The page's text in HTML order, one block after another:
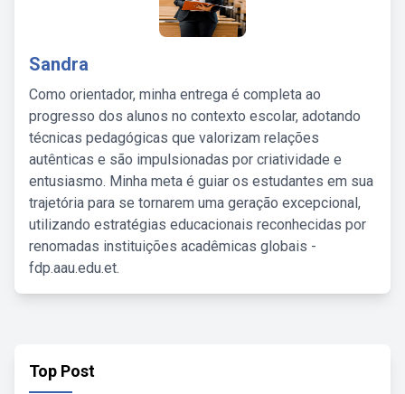
Sandra
Como orientador, minha entrega é completa ao
progresso dos alunos no contexto escolar, adotando
técnicas pedagógicas que valorizam relações
autênticas e são impulsionadas por criatividade e
entusiasmo. Minha meta é guiar os estudantes em sua
trajetória para se tornarem uma geração excepcional,
utilizando estratégias educacionais reconhecidas por
renomadas instituições acadêmicas globais -
fdp.aau.edu.et.
Top Post